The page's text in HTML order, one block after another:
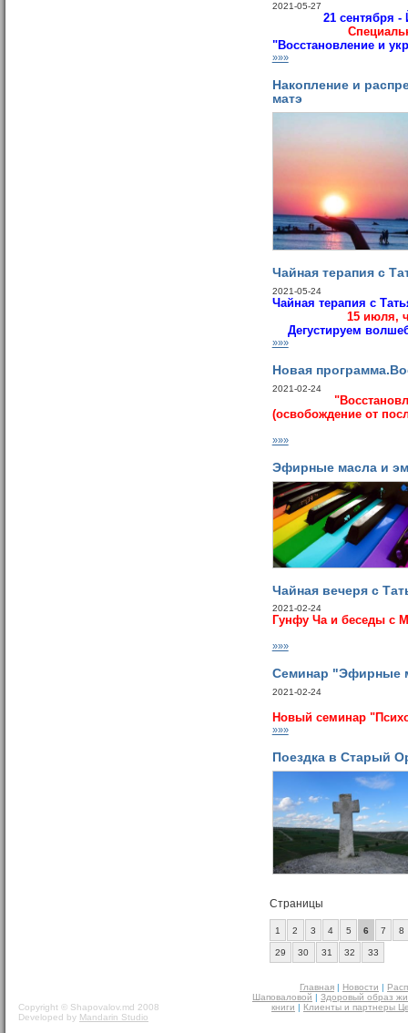
2021-05-27
21 сентября -
"Восстановление и
»»»
Накопление и
матэ
Чайная терапия с
2021-05-24
Чайная терапия с
15 июля,
Дегустируем
»»»
Новая
2021-02-24
(освобождение от
»»»
Эфирные масла и
Чайная вечеря с
2021-02-24
Гунфу Ча и беседы с
»»»
Семинар "Эфирные
2021-02-24
Новый семинар
»»»
Поездка в Старый
Страницы
1 2 3 4 5 6 7 8
29 30 31 32 33
Copyright © Shapovalov.md 2008
Developed by Mandarin Studio
Главная | Новости |
Шаповаловой | Здоровый образ
книги | Клиенты и партнеры